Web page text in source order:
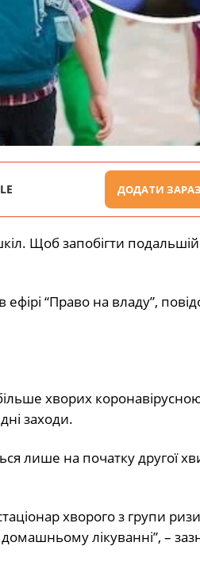
ДОДАТИ ЗАРАЗ
Щоб запобігти подальшій
ефірі “Право на владу”,
хворих
заходи.
лише на початку другої
хворого з групи
лікуванні”, –